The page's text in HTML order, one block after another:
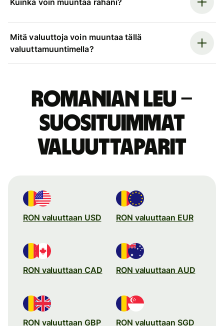
Kuinka voin muuntaa rahani?
Mitä valuuttoja voin muuntaa tällä
valuuttamuuntimella?
Romanian leu –
suosituimmat
valuuttaparit
RON valuuttaan USD RON valuuttaan EUR
RON valuuttaan CAD RON valuuttaan AUD
RON valuuttaan GBP RON valuuttaan SGD